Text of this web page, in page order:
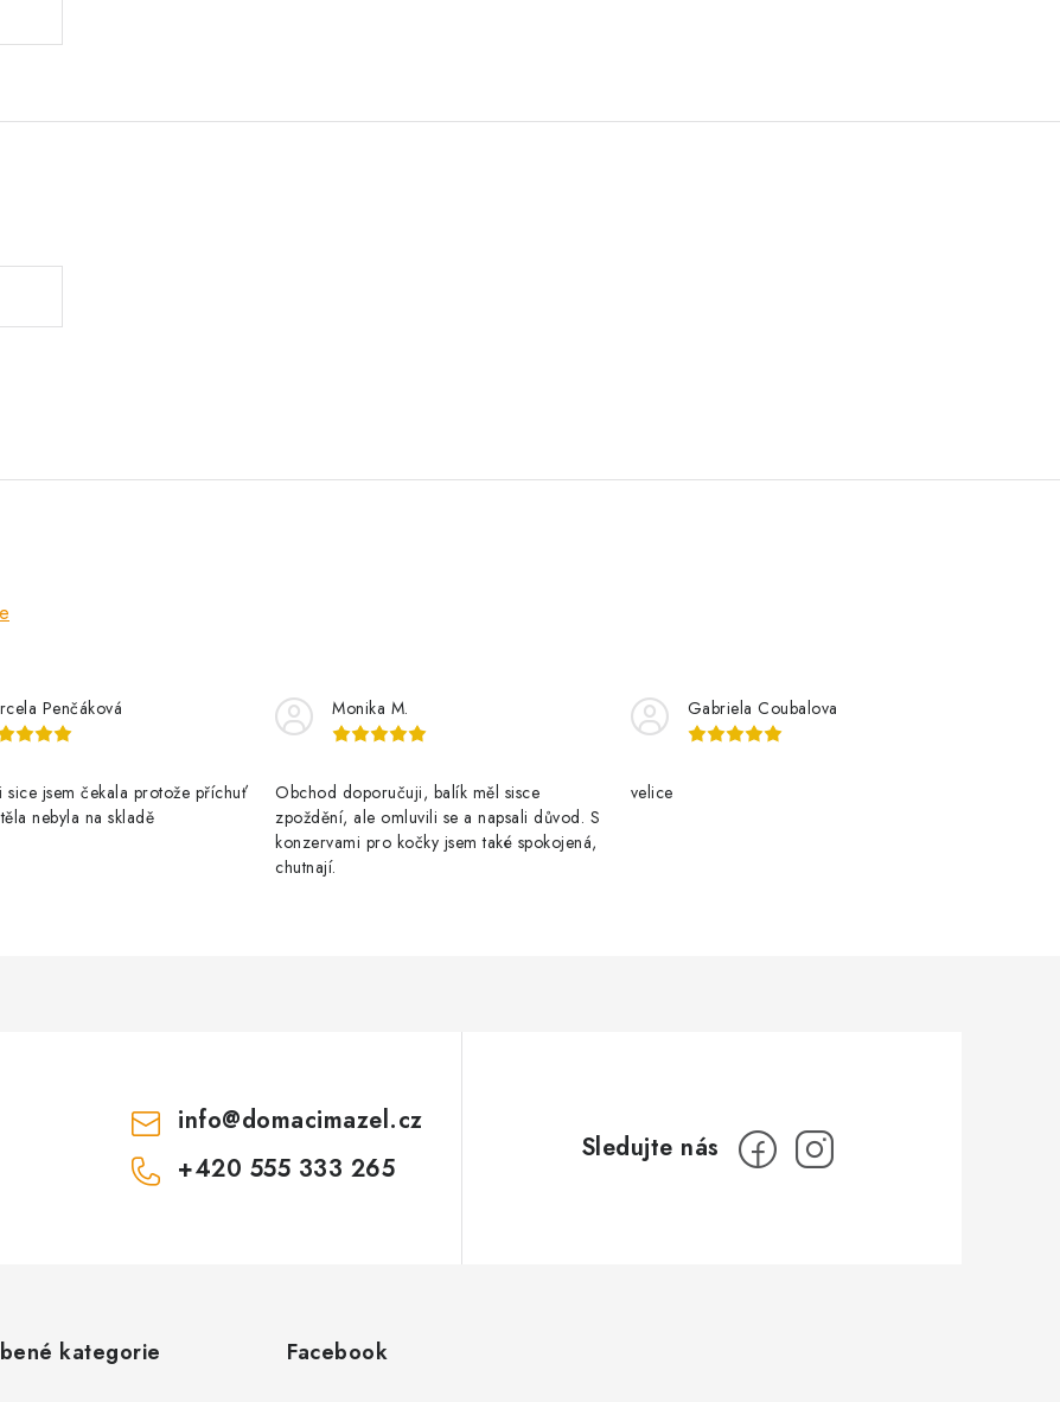
Penčáková
sice jsem čekala protože příchuť
nebyla na skladě
Monika M.
Obchod doporučuji, balík měl sisce
zpoždění, ale omluvili se a napsali důvod. S
konzervami pro kočky jsem také spokojená,
chutnají.
Gabriela Coubalova
velice
info@domacimazel.cz
+420 555 333 265
kategorie Facebook